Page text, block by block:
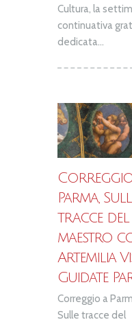
Cultura, la
continuativa
dedicata...
Parma,
tracce del
maestro
Artemilia
Guidate
Correggio a
Sulle tracce del